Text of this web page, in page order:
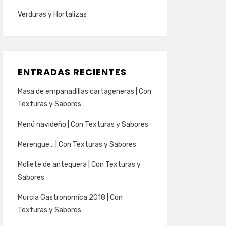
Verduras y Hortalizas
ENTRADAS RECIENTES
Masa de empanadillas cartageneras | Con
Texturas y Sabores
Menú navideño | Con Texturas y Sabores
Merengue… | Con Texturas y Sabores
Mollete de antequera | Con Texturas y
Sabores
Murcia Gastronomíca 2018 | Con
Texturas y Sabores